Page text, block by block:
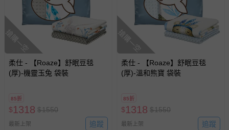
搶購一空
柔仕 - 【Roaze】舒眠豆毯
(厚)-機靈玉兔 袋裝
85折
$1318 $1550
最新上架 追蹤
搶購一空
柔仕 - 【Roaze】舒眠豆毯
(厚)-溫和熊寶 袋裝
85折
$1318 $1550
最新上架 追蹤